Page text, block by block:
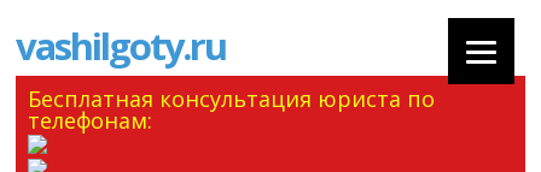
vashilgoty.ru
Бесплатная консультация юриста по
телефонам: